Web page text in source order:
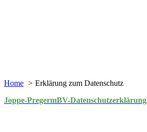
Home
Erklärung zum Datenschutz
Joppe-PregermBV-Datenschutzerklärung